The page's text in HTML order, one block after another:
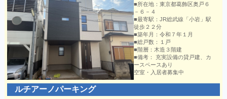
■所在地：東京都葛飾区奥戸６
－６－４
■最寄駅：JR総武線「小岩」駅
徒歩２２分
■築年月：令和７年１月
■総戸数：１戸
■階層：木造３階建
■備考： 充実設備の貸戸建、カ
ースペースあり
空室・入居者募集中
ルチアーノパーキング